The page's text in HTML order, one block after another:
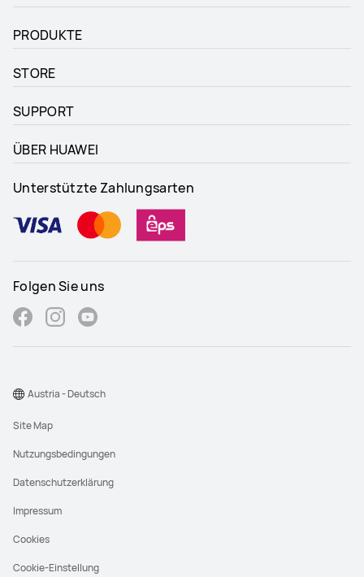
PRODUKTE
STORE
SUPPORT
ÜBER HUAWEI
Unterstützte Zahlungsarten
Folgen Sie uns
Site Map
Nutzungsbedingungen
Datenschutzerklärung
Impressum
Cookies
Cookie-Einstellung
Austria - Deutsch